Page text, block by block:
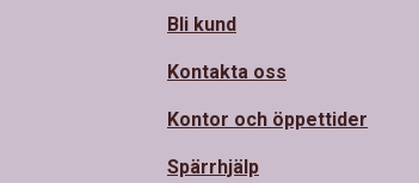
Bli kund
Kontakta oss
Kontor och öppettider
Spärrhjälp